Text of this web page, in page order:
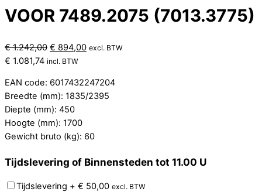
VOOR 7489.2075 (7013.3775)
€1.242,00 Oorspronkelijke
prijs
€ 1.242,00.
€ 894,00Huidige
€ 894,00.
excl. BTW
€ 1.081,74 incl. BTW
EAN code: 6017432247204
Breedte (mm): 1835/2395
Diepte (mm): 450
Hoogte (mm): 1700
Gewicht bruto (kg): 60
Tijdslevering of Binnensteden tot 11.00 U
Tijdslevering + € 50,00 excl. BTW